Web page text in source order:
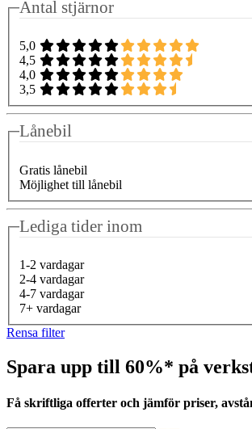
Antal stjärnor
5,0
4,5
4,0
3,5
Lånebil
Gratis lånebil
Möjlighet till lånebil
Lediga tider inom
1-2 vardagar
2-4 vardagar
4-7 vardagar
7+ vardagar
Rensa filter
Spara upp till 60%* på
Få skriftliga offerter och jämför priser,